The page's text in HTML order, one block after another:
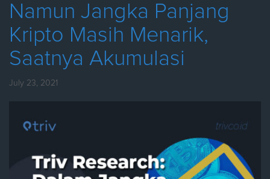
Namun Jangka Panjang
Kripto Masih Menarik,
Saatnya Akumulasi
July 23, 2021